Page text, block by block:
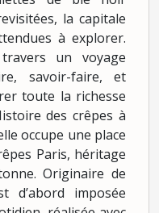
la capitale
à explorer.
un voyage
savoir-faire, et
toute la richesse
des crêpes à
occupe une place
Paris, héritage
Originaire de
d’abord imposée